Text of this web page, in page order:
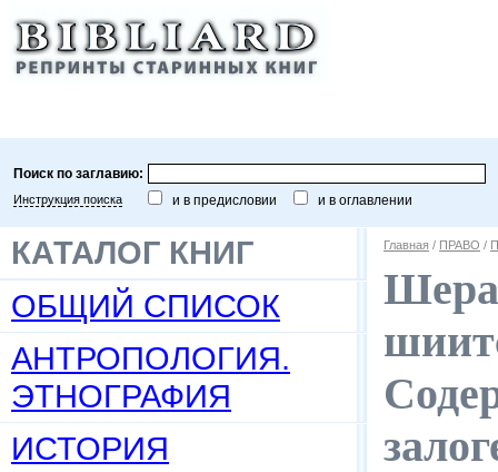
Поиск по заглавию:
Инструкция поиска и в предисловии и в оглавлении
КАТАЛОГ КНИГ
ОБЩИЙ СПИСОК
АНТРОПОЛОГИЯ.
ЭТНОГРАФИЯ
ИСТОРИЯ
Главная / ПРАВО /